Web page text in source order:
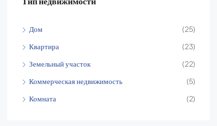
Дом
(25)
Квартира
(23)
Земельный участок
(22)
Коммерческая недвижимость
(5)
Комната
(2)